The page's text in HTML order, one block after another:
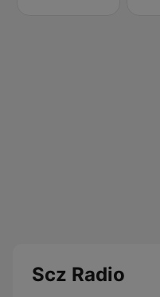
Scz Radio